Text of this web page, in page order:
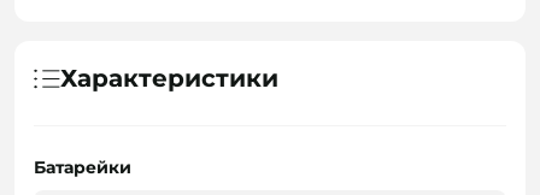
Характеристики
Батарейки